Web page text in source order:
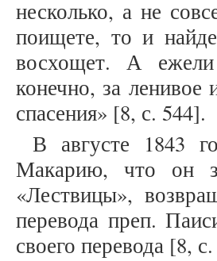
несколько, а не
поищете, то и
восхощет. А
конечно, за ленивое
спасения» [8, с. 544].
В августе 1843
Макарию, что он
«Лествицы»,
перевода преп.
своего перевода [8,